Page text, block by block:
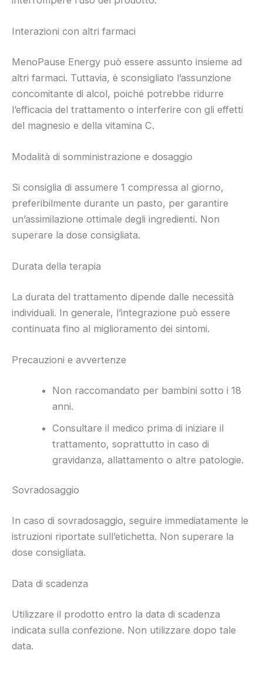
Interazioni con altri farmaci
MenoPause Energy può essere assunto insieme ad
altri farmaci. Tuttavia, è sconsigliato l’assunzione
concomitante di alcol, poiché potrebbe ridurre
l’efficacia del trattamento o interferire con gli effetti
del magnesio e della vitamina C.
Modalità di somministrazione e dosaggio
Si consiglia di assumere 1 compressa al giorno,
preferibilmente durante un pasto, per garantire
un’assimilazione ottimale degli ingredienti. Non
superare la dose consigliata.
Durata della terapia
La durata del trattamento dipende dalle necessità
individuali. In generale, l’integrazione può essere
continuata fino al miglioramento dei sintomi.
Precauzioni e avvertenze
Non raccomandato per bambini sotto i 18
anni.
Consultare il medico prima di iniziare il
trattamento, soprattutto in caso di
gravidanza, allattamento o altre patologie.
Sovradosaggio
In caso di sovradosaggio, seguire immediatamente le
istruzioni riportate sull’etichetta. Non superare la
dose consigliata.
Data di scadenza
Utilizzare il prodotto entro la data di scadenza
indicata sulla confezione. Non utilizzare dopo tale
data.